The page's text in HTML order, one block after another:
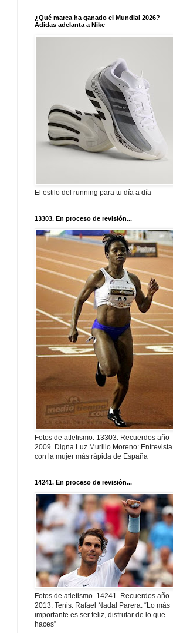
¿Qué marca ha ganado el Mundial 2026?
Adidas adelanta a Nike
El estilo del running para tu día a día
13303. En proceso de revisión...
Fotos de atletismo. 13303. Recuerdos año
2009. Digna Luz Murillo Moreno: Entrevista
con la mujer más rápida de España
14241. En proceso de revisión...
Fotos de atletismo. 14241. Recuerdos año
2013. Tenis. Rafael Nadal Parera: “Lo más
importante es ser feliz, disfrutar de lo que
haces”